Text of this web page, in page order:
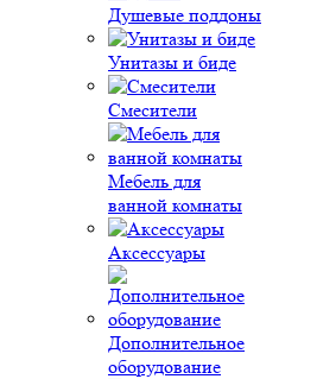
Душевые поддоны
Унитазы и биде
Смесители
Мебель для
ванной комнаты
Аксессуары
Дополнительное
оборудование